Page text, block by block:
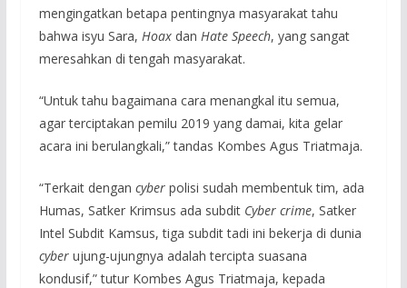
mengingatkan betapa pentingnya masyarakat tahu
bahwa isyu Sara, Hoaxdan Hate Speech, yang sangat
meresahkan di tengah masyarakat.
“Untuk tahu bagaimana cara menangkal itu semua,
agar terciptakan pemilu 2019 yang damai, kita gelar
acara ini berulangkali,” tandas Kombes Agus Triatmaja.
“Terkait dengan cyberpolisi sudah membentuk tim, ada
Humas, Satker Krimsus ada subdit Cyber crime, Satker
Intel Subdit Kamsus, tiga subdit tadi ini bekerja di dunia
cyberujung-ujungnya adalah tercipta suasana
kondusif,” tutur Kombes Agus Triatmaja, kepada